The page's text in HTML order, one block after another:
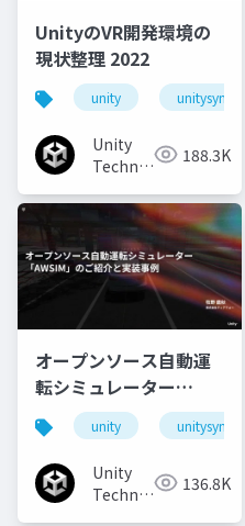
UnityのVR開発環境の
現状整理 2022
unity unitysync
Unity
Technologies188.3K
オープンソース自動運
転シミュレーター
「AWSIM」のご紹介と
実装事例
unity unitysync
Unity
Technologies136.8K